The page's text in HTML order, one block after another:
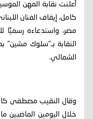
أعلنت نقابة المهن
كامل، إيقاف الفنان
مصر، واستدعاءه رسميًا
النقابة بـ"سلوك مشين"
الشمالي.
وقال النقيب مصطفى
خلال اليومين الماضيين